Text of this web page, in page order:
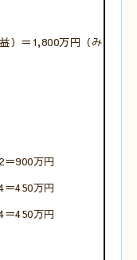
）＝1,800万円（み
900万円
450万円
450万円